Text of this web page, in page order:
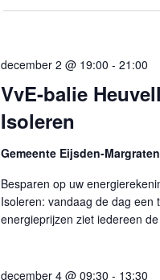
VvE-balie
Isoleren
december 2 @ 19:00 - 21:00
Gemeente Eijsden-
Besparen op uw
Isoleren: vandaag de dag een
energieprijzen ziet iedereen
december 4 @ 09:30 - 13:30